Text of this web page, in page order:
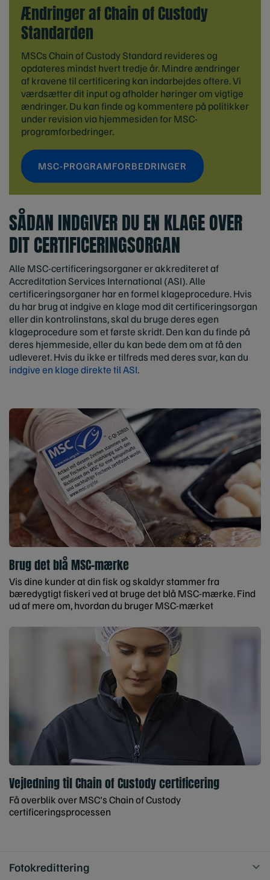
Ændringer af Chain of Custody
Standarden
MSCs Chain of Custody Standard revideres og
opdateres mindst hvert tredje år. Mindre ændringer
af kravene til certificering kan indarbejdes oftere. Vi
værdsætter dit input og afholder høringer om vigtige
ændringer. Du kan finde og kommentere på politikker
under revision via hjemmesiden for MSC-
programforbedringer.
MSC-PROGRAMFORBEDRINGER
SÅDAN INDGIVER DU EN KLAGE OVER
DIT CERTIFICERINGSORGAN
Alle MSC-certificeringsorganer er akkrediteret af
Accreditation Services International (ASI). Alle
certificeringsorganer har en formel klageprocedure. Hvis
du har brug at indgive en klage mod dit certificeringsorgan
eller din kontrolinstans, skal du bruge deres egen
klageprocedure som et første skridt. Den kan du finde på
deres hjemmeside, eller du kan bede dem om at få den
udleveret. Hvis du ikke er tilfreds med deres svar, kan du
indgive en klage direkte til ASI.
Brug det blå MSC-mærke
Vis dine kunder at din fisk og skaldyr stammer fra
bæredygtigt fiskeri ved at bruge det blå MSC-mærke. Find
ud af mere om, hvordan du bruger MSC-mærket
Vejledning til Chain of Custody certificering
Få overblik over MSC's Chain of Custody
certificeringsprocessen
Fotokredittering